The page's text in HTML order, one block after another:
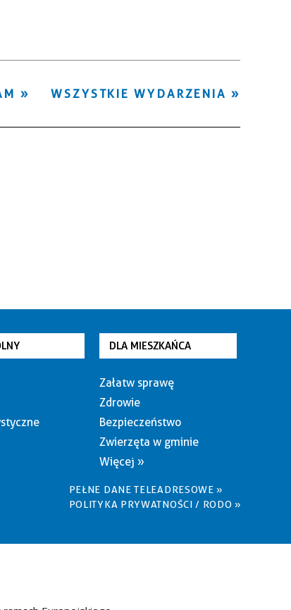
Miejsce
WSZYSTKIE WYDARZENIA
DLA MIESZKAŃCA
Załatw sprawę
Zdrowie
Bezpieczeństwo
Zwierzęta w gminie
Więcej »
PEŁNE DANE TELEADRESOWE »
POLITYKA PRYWATNOŚCI / RODO »